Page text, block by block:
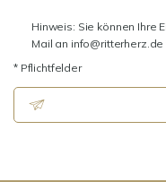
Hinweis: Sie können Ihre
Mail an
* Pflichtfelder